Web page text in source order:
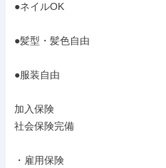
●ネイルOK
●髪型・髪色自由
●服装自由
加入保険
社会保険完備
・雇用保険